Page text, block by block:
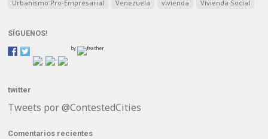
Urbanismo Pro-Empresarial
Venezuela vivienda Vivienda Social
SÍGUENOS!
by
twitter
Tweets por @ContestedCities
Comentarios recientes